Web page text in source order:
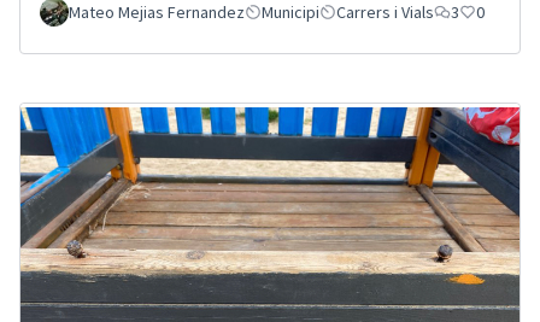
Mateo Mejias Fernandez Municipi Carrers i Vials 3 0